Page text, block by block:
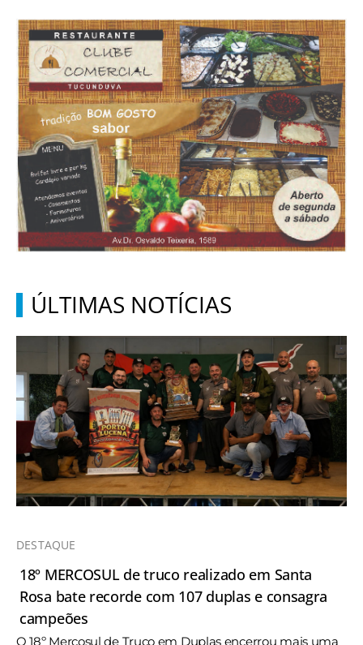
ÚLTIMAS NOTÍCIAS
DESTAQUE
18º MERCOSUL de truco realizado em Santa
Rosa bate recorde com 107 duplas e consagra
campeões
O 18º Mercosul de Truco em Duplas encerrou mais uma